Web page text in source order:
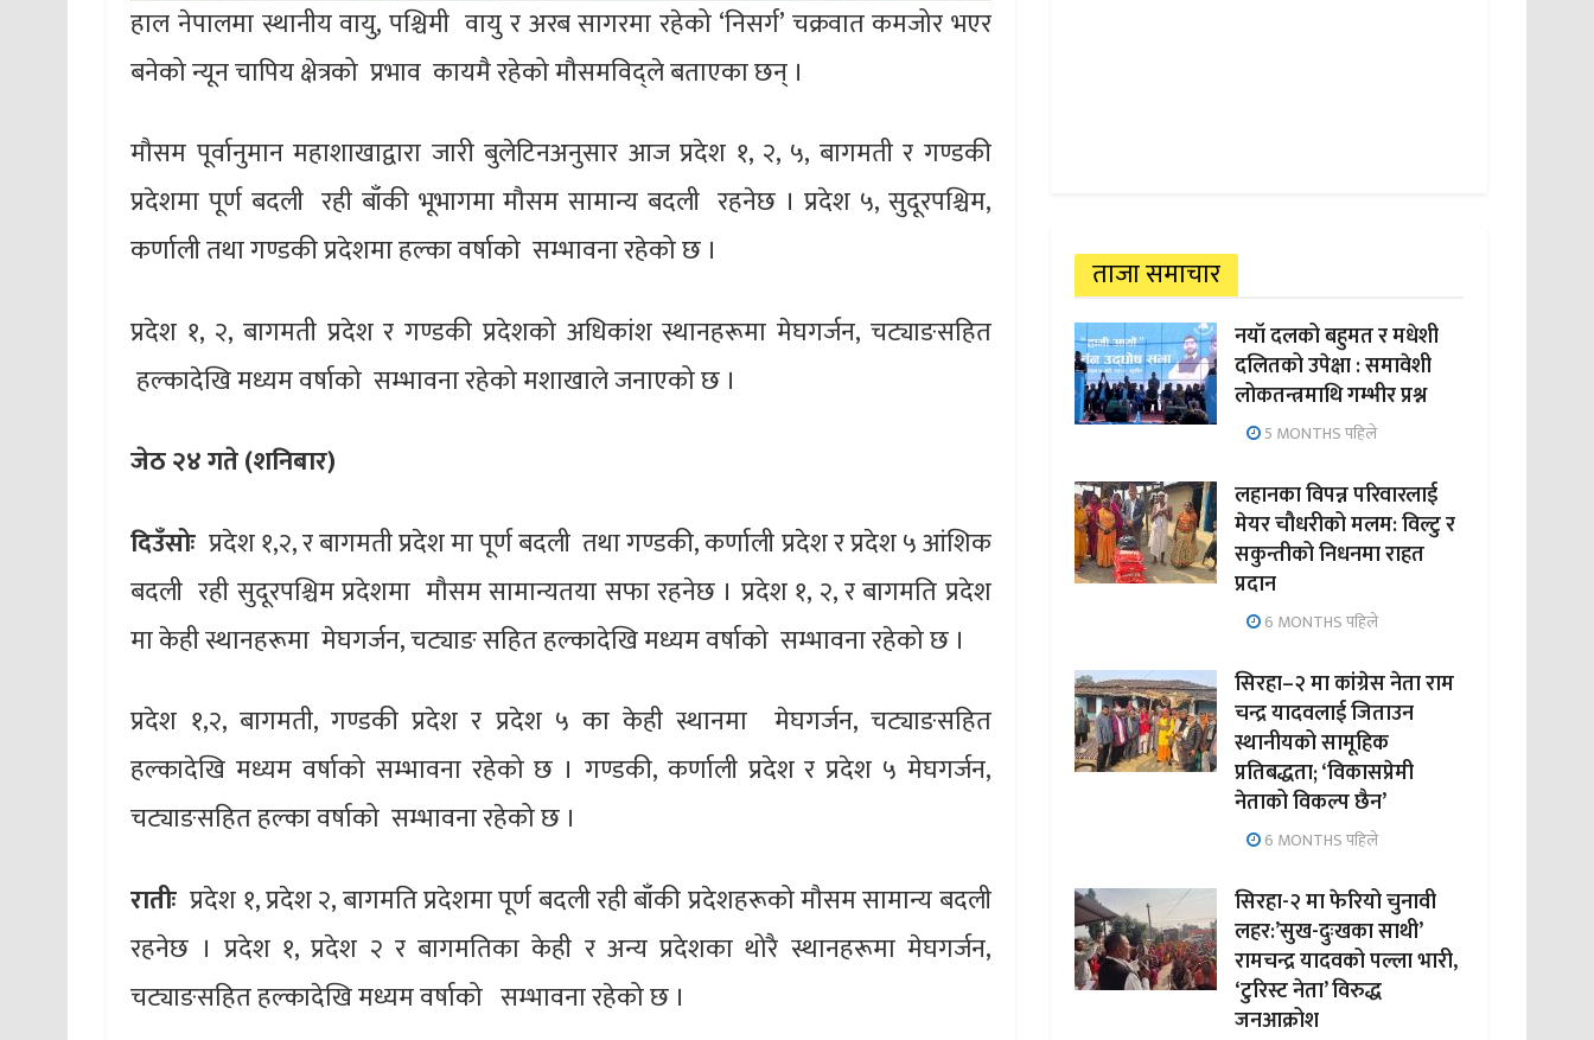
हाल नेपालमा स्थानीय वायु, पश्चिमी वायु र अरब सागरमा रहेको ‘निसर्ग’ चक्रवात कमजोर भएर
बनेको न्यून चापिय क्षेत्रको प्रभाव कायमै रहेको मौसमविद्ले बताएका छन् ।
मौसम पूर्वानुमान महाशाखाद्वारा जारी बुलेटिनअनुसार आज प्रदेश १, २, ५, बागमती र गण्डकी
प्रदेशमा पूर्ण बदली रही बाँकी भूभागमा मौसम सामान्य बदली रहनेछ । प्रदेश ५, सुदूरपश्चिम,
कर्णाली तथा गण्डकी प्रदेशमा हल्का वर्षाको सम्भावना रहेको छ ।
प्रदेश १, २, बागमती प्रदेश र गण्डकी प्रदेशको अधिकांश स्थानहरूमा मेघगर्जन, चट्याङसहित
हल्कादेखि मध्यम वर्षाको सम्भावना रहेको मशाखाले जनाएको छ ।
जेठ २४ गते (शनिबार)
दिउँसोः प्रदेश १,२, र बागमती प्रदेश मा पूर्ण बदली तथा गण्डकी, कर्णाली प्रदेश र प्रदेश ५ आंशिक
बदली रही सुदूरपश्चिम प्रदेशमा मौसम सामान्यतया सफा रहनेछ । प्रदेश १, २, र बागमति प्रदेश
मा केही स्थानहरूमा मेघगर्जन, चट्याङ सहित हल्कादेखि मध्यम वर्षाको सम्भावना रहेको छ ।
प्रदेश १,२, बागमती, गण्डकी प्रदेश र प्रदेश ५ का केही स्थानमा मेघगर्जन, चट्याङसहित
हल्कादेखि मध्यम वर्षाको सम्भावना रहेको छ । गण्डकी, कर्णाली प्रदेश र प्रदेश ५ मेघगर्जन,
चट्याङसहित हल्का वर्षाको सम्भावना रहेको छ ।
रातीः प्रदेश १, प्रदेश २, बागमति प्रदेशमा पूर्ण बदली रही बाँकी प्रदेशहरूको मौसम सामान्य बदली
रहनेछ । प्रदेश १, प्रदेश २ र बागमतिका केही र अन्य प्रदेशका थोरै स्थानहरूमा मेघगर्जन,
चट्याङसहित हल्कादेखि मध्यम वर्षाको सम्भावना रहेको छ ।
ताजा समाचार
नयाँ दलको बहुमत र मधेशी
दलितको उपेक्षा : समावेशी
लोकतन्त्रमाथि गम्भीर प्रश्न
5 MONTHS पहिले
लहानका विपन्न परिवारलाई
मेयर चौधरीको मलम: विल्टु र
सकुन्तीको निधनमा राहत
प्रदान
6 MONTHS पहिले
सिरहा–२ मा कांग्रेस नेता राम
चन्द्र यादवलाई जिताउन
स्थानीयको सामूहिक
प्रतिबद्धता; ‘विकासप्रेमी
नेताको विकल्प छैन’
6 MONTHS पहिले
सिरहा-२ मा फेरियो चुनावी
लहर:’सुख-दुःखका साथी’
रामचन्द्र यादवको पल्ला भारी,
‘टुरिस्ट नेता’ विरुद्ध
जनआक्रोश